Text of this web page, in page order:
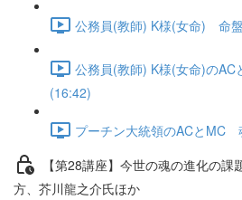
公務員(教師) K様(女命) 命
公務員(教師) K様(女命)の
(16:42)
プーチン大統領のACとMC
【第28講座】今世の魂の進化の
方、芥川龍之介氏ほか